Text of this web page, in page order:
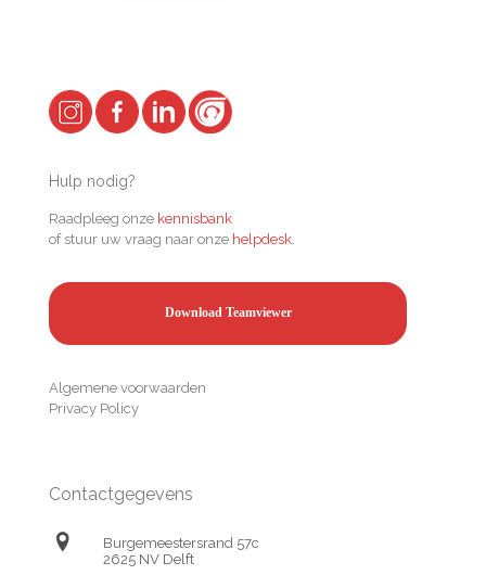
Hulp nodig?
Raadpleeg onze kennisbank
of stuur uw vraag naar onze helpdesk.
Download Teamviewer
Algemene voorwaarden
Privacy Policy
Contactgegevens
Burgemeestersrand 57c
2625 NV Delft